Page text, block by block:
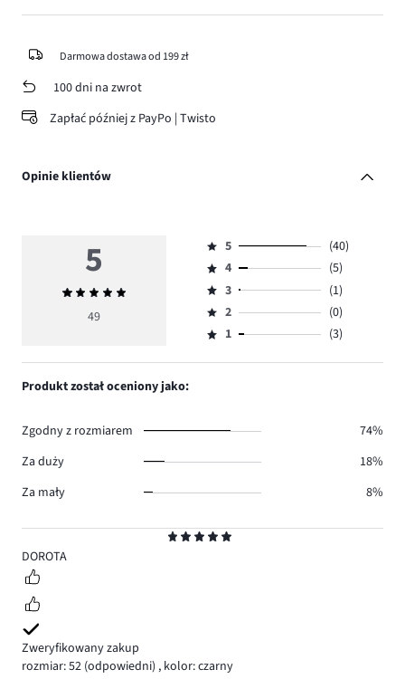
Darmowa dostawa od 199 zł
100 dni na zwrot
Zapłać później z PayPo | Twisto
Opinie klientów
5
DOROTA
Zweryfikowany zakup
rozmiar: 52 (odpowiedni) , kolor: czarny
5
Średnia
ocena
49
Ocena
5,
ilość
głosów
40.
5
(40)
Ocena
4,
ilość
głosów
4
(5)
Ocena
3,
ilość
3
(1)
Ocena
2,
2
(0)
Ocena
1,
1 (3)
Produkt został oceniony jako:
Zgodny z rozmiarem
74%
Za duży
18%
Za mały
8%